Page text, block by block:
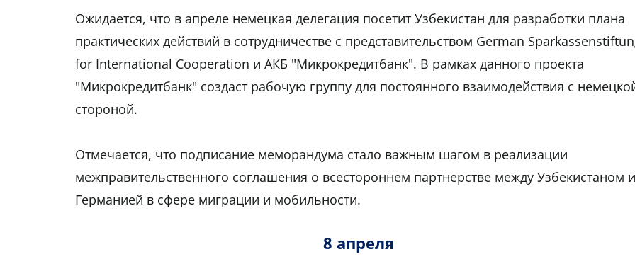
Ожидается, что в апреле немецкая делегация посетит Узбекистан для разработки плана
практических действий в сотрудничестве с представительством German
for International Cooperation и АКБ "Микрокредитбанк". В рамках данного проекта
"Микрокредитбанк" создаст рабочую группу для постоянного взаимодействия с
стороной.
Отмечается, что подписание меморандума стало важным шагом в реализации
межправительственного соглашения о всестороннем партнерстве между Узбекистаном и
Германией в сфере миграции и мобильности.
8 апреля